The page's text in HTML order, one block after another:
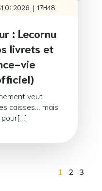
| 17H48
: Lecornu
livrets et
vie
veut
caisses… mais
pour[…]
1 2 3